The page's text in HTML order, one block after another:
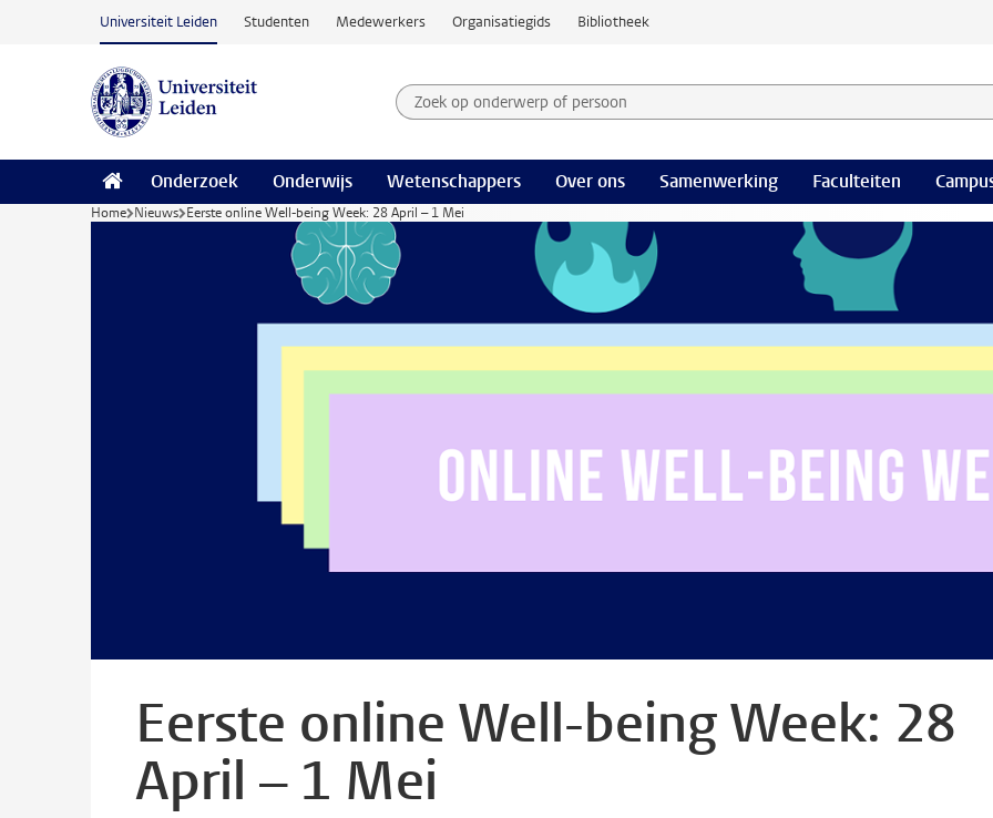
Ga naar hoofdinhoud
Universiteit Leiden Studenten Medewerkers Organisatiegids Bibliotheek
Zoek op onderwerp of persoon en selecteer categorie
Zoekterm
Onderzoek Onderwijs Wetenschappers Over ons Samenwerking Faculteiten
Home Nieuws Eerste online Well-being Week: 28 April – 1 Mei
Eerste online Well-being Week: 28
April – 1 Mei